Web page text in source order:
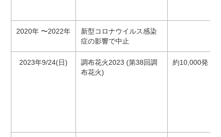
2020年 〜2022年
新型コロナウイルス感染
症の影響で中止
2023年9/24(日)
調布花火2023 (第38回調
布花火)
約10,000発 35